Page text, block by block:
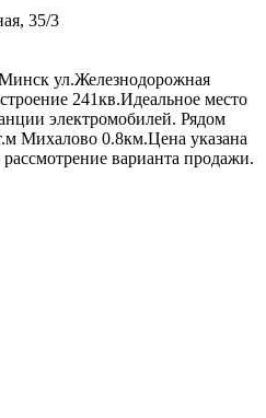
35/3
ул.Железнодорожная
241кв.Идеальное место
электромобилей. Рядом
Михалово 0.8км.Цена указана
варианта продажи.